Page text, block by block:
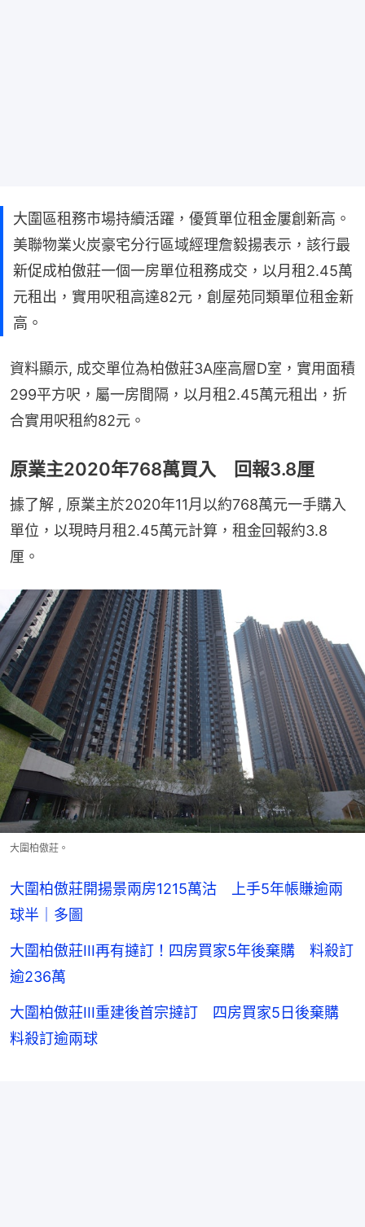
大圍區租務市場持續活躍，優質單位租金屢創新高。
美聯物業火炭豪宅分行區域經理詹毅揚表示，該行最
新促成柏傲莊一個一房單位租務成交，以月租2.45萬
元租出，實用呎租高達82元，創屋苑同類單位租金新
高。
資料顯示, 成交單位為柏傲莊3A座高層D室，實用面積
299平方呎，屬一房間隔，以月租2.45萬元租出，折
合實用呎租約82元。
原業主2020年768萬買入 回報3.8厘
據了解 , 原業主於2020年11月以約768萬元一手購入
單位，以現時月租2.45萬元計算，租金回報約3.8
厘。
大圍柏傲莊。
大圍柏傲莊開揚景兩房1215萬沽 上手5年帳賺逾兩
球半｜多圖
大圍柏傲莊III再有撻訂！四房買家5年後棄購 料殺訂
逾236萬
大圍柏傲莊III重建後首宗撻訂 四房買家5日後棄購
料殺訂逾兩球